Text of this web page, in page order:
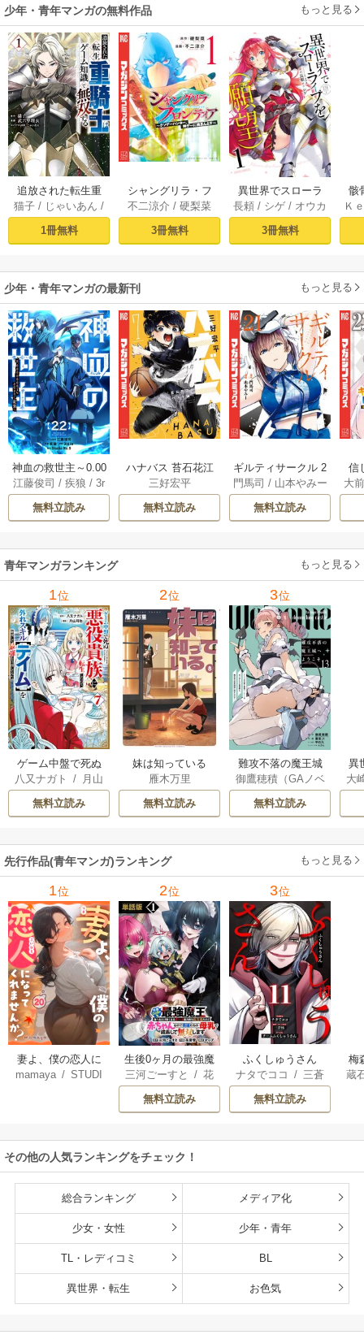
少年・青年マンガの無料作品 もっと見る
追放された転生重
騎士はゲーム知識
で無双する（１）
猫子 / じゃいあん /
武六甲理衣
1冊無料
シャングリラ・フ
ロンティア（１）
～クソゲーハン
ター、神ゲーに挑
不二涼介 /硬梨菜
3冊無料
異世界でスローラ
イフを（願望） 1
長頼 / シゲ / オウカ
3冊無料
骸
異
Ｋ
少年・青年マンガの最新刊 もっと見る
神血の救世主～0.00
000001％を引き当
て最強へ～【電子
書籍特典付】 22巻
江藤俊司 /疾狼 /3r
d Ie/Studio No.9
無料立読み
ハナバス 苔石花江
のバスケ論 7巻
三好宏平
無料立読み
ギルティサークル 2
1巻
門馬司 / 山本やみー
無料立読み
信
に
の
れ
メ
大
青年マンガランキング もっと見る
1位
ゲーム中盤で死ぬ
悪役貴族に転生し
たので、外れスキ
ル【テイム】を駆
してみた
八又ナガト /
月山
可也
無料立読み
2位
妹は知っている
雁木万里
無料立読み
3位
難攻不落の魔王城
へようこそ～デバ
フは不要と勇者パ
ーティーを追い出
魔王軍の最高幹部
に迎えられる～
御鷹穂積（GAノベ
ル／SBクリエイテ
ィブ刊）/蚕堂j1
六/ユウヒ
無料立読み
異
は
大
先行作品(青年マンガ)ランキング もっと見る
1位
妻よ、僕の恋人に
なってくれません
mamaya /STUDI
2位
生後0ヶ月の最強魔
王 食べるだけ強
くなるチート能力
持ち転生者だけど
雄たちの母乳で成
長して無双します
三河ごーすと /花
房雪/マップ
無料立読み
3位
ふくしゅうさん
ナタでココ / 三蒼
核/チームふくし
ゅうさん
無料立読み
梅
蔵
その他の人気ランキングをチェック！
総合ランキング メディア化
少女・女性 少年・青年
TL・レディコミ BL
異世界・転生 お色気